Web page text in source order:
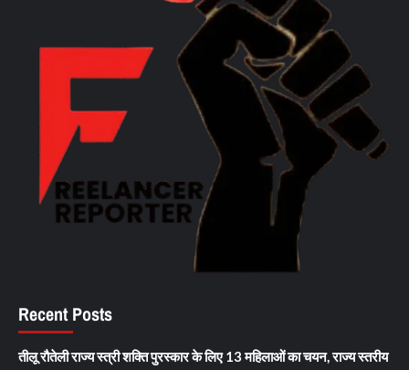
Recent Posts
तीलू रौतेली राज्य स्त्री शक्ति पुरस्कार के लिए 13 महिलाओं का चयन, राज्य स्तरीय